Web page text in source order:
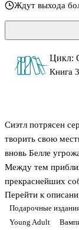
Цикл:
Книга
Подарочные
Young Adult
Сиэтл потрясен
творить свою
вновь Белле
Между тем
прекраснейших
Белле этот день
ответить на
Эдвардом самой
Перейти к
Ждут выхода